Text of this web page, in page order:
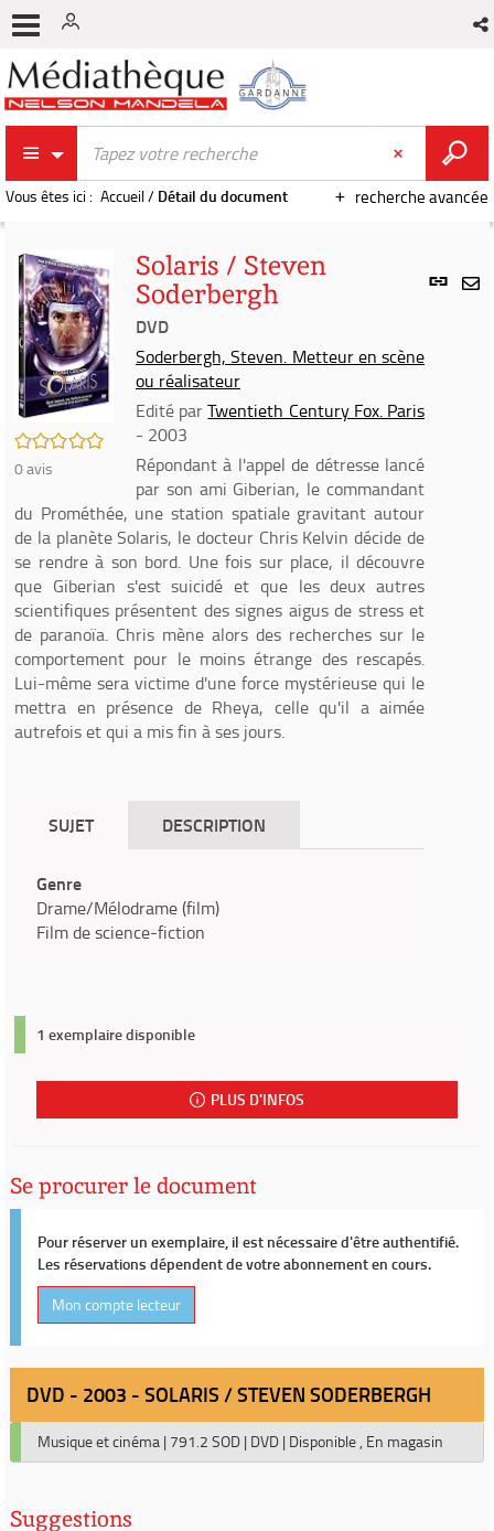
recherche avancée
Vous êtes ici : Accueil/ Détail du document
Lien
/5
0avis
Solaris / Steven
Soderbergh
DVD
Soderbergh, Steven. Metteur en scène
ou réalisateur
Edité parTwentieth Century Fox. Paris
- 2003
Répondant à l'appel de détresse lancé
par son ami Giberian, le commandant
du Prométhée, une station spatiale gravitant autour
de la planète Solaris, le docteur Chris Kelvin décide de
se rendre à son bord. Une fois sur place, il découvre
que Giberian s'est suicidé et que les deux autres
scientifiques présentent des signes aigus de stress et
de paranoïa. Chris mène alors des recherches sur le
comportement pour le moins étrange des rescapés.
Lui-même sera victime d'une force mystérieuse qui le
mettra en présence de Rheya, celle qu'il a aimée
autrefois et qui a mis fin à ses jours.
SUJET DESCRIPTION
Genre
Drame/Mélodrame (film)
Film de science-fiction
1 exemplaire disponible
PLUS D'INFOS
Se procurer le document
Pour réserver un exemplaire, il est nécessaire d'être authentifié.
Les réservations dépendent de votre abonnement en cours.
Mon compte lecteur
DVD - 2003 - SOLARIS / STEVEN SODERBERGH
Musique et cinéma | 791.2 SOD | DVD | Disponible , En magasin
Suggestions